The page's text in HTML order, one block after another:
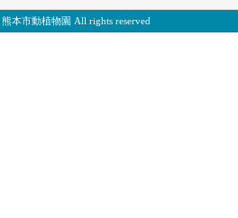
本市動植物園 All rights reserved